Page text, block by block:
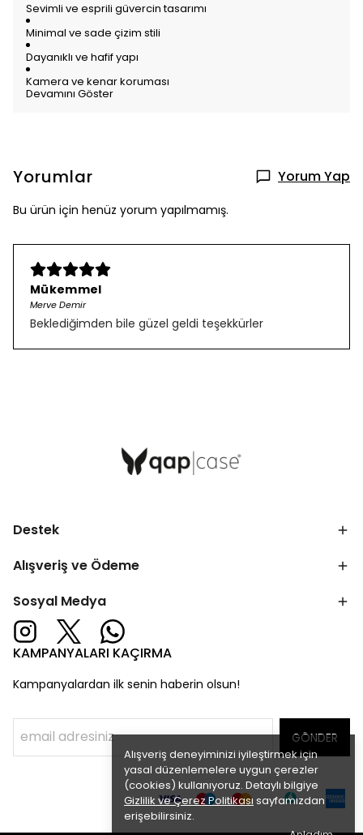
Alışveriş deneyiminizi iyileştirmek için
yasal düzenlemelere uygun çerezler
(cookies) kullanıyoruz. Detaylı bilgiye
Gizlilik ve Çerez Politikası sayfamızdan
erişebilirsiniz.
Sevimli ve esprili güvercin tasarımı
Minimal ve sade çizim stili
Dayanıklı ve hafif yapı
Kamera ve kenar koruması
Devamını Göster
Yorumlar Yorum Yap
Bu ürün için henüz yorum yapılmamış.
Mükemmel
Merve Demir
Beklediğimden bile güzel geldi teşekkürler
Destek
Alışveriş ve Ödeme
Sosyal Medya
KAMPANYALARI KAÇIRMA
Kampanyalardan ilk senin haberin olsun!
GÖNDER